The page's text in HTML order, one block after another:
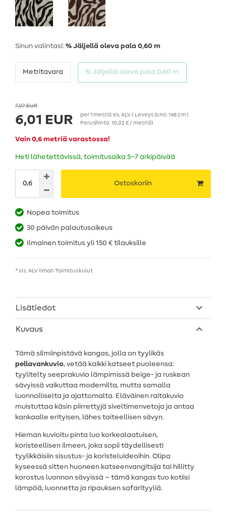
Sinun valintasi: % Jäljellä oleva pala 0,60 m
Metritavara % Jäljellä oleva pala 0,60 m
7,07 EUR
6,01 EUR per1 metriäsis. ALV( Leveys (cm): 148 cm |
Perushinta 10,02 € / metriä)
Vain 0,6 metriä varastossa!
Heti lähetettävissä, toimitusaika 5–7 arkipäivää
Ostoskoriin
Nopea toimitus
30 päivän palautusoikeus
Ilmainen toimitus yli 150 € tilauksille
* sis. ALV ilman Toimituskulut
Lisätiedot
Kuvaus
Tämä silmiinpistävä kangas, jolla on tyylikäs
pellavankuvio, vetää kaikki katseet puoleensa:
tyylitelty seeprakuvio lämpimissä beige- ja ruskean
sävyissä vaikuttaa modernilta, mutta samalla
luonnolliselta ja ajattomalta. Eläväinen raitakuvio
muistuttaa käsin piirrettyjä siveltimenvetoja ja antaa
kankaalle erityisen, lähes taiteellisen sävyn.
Hieman kuvioitu pinta luo korkealaatuisen,
koristeellisen ilmeen, joka sopii täydellisesti
tyylikkäisiin sisustus- ja koristeluideoihin. Olipa
kyseessä sitten huoneen katseenvangitsija tai hillitty
korostus luonnon sävyissä – tämä kangas tuo kotiisi
lämpöä, luonnetta ja ripauksen safarityyliä.